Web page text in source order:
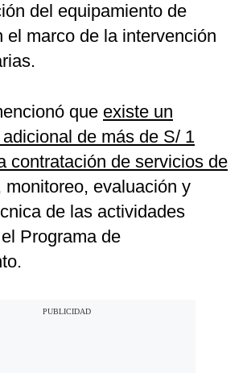
del equipamiento de
el marco de la intervención
que existe un
de más de S/ 1
contratación de servicios de
monitoreo, evaluación y
de las actividades
Programa de